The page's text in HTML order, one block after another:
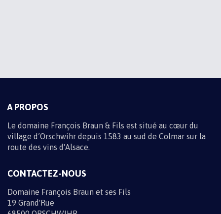
A PROPOS
Le domaine François Braun & Fils est situé au cœur du
village d’Orschwihr depuis 1583 au sud de Colmar sur la
route des vins d'Alsace.
CONTACTEZ-NOUS
Domaine François Braun et ses Fils
19 Grand'Rue